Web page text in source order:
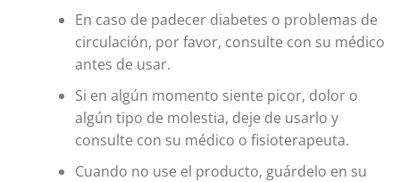
En caso de padecer diabetes o problemas de
circulación, por favor, consulte con su médico
antes de usar.
Si en algún momento siente picor, dolor o
algún tipo de molestia, deje de usarlo y
consulte con su médico o fisioterapeuta.
Cuando no use el producto, guárdelo en su